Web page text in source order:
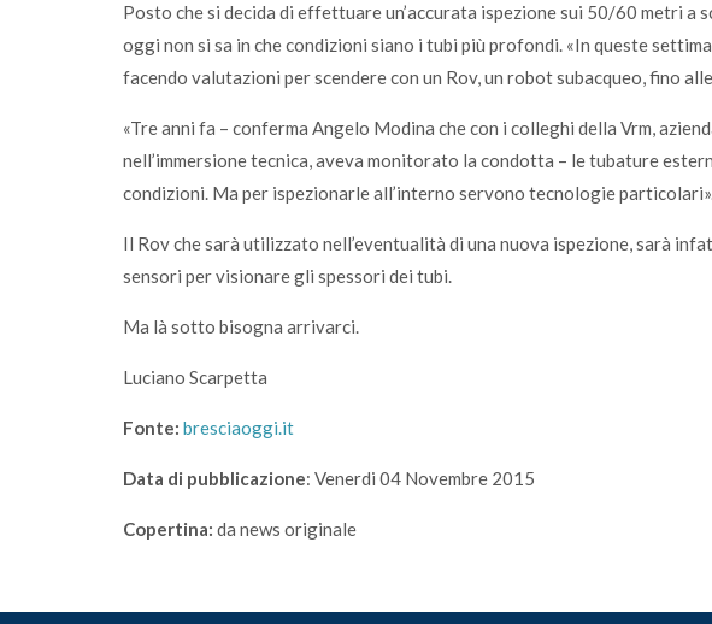
Posto che si decida di effettuare un’accurata ispezione sui 50/60 metri a
oggi non si sa in che condizioni siano i tubi più profondi. «In queste
facendo valutazioni per scendere con un Rov, un robot subacqueo, fino
«Tre anni fa – conferma Angelo Modina che con i colleghi della Vrm,
nell’immersione tecnica, aveva monitorato la condotta – le tubature
condizioni. Ma per ispezionarle all’interno servono tecnologie
Il Rov che sarà utilizzato nell’eventualità di una nuova ispezione, sarà
sensori per visionare gli spessori dei tubi.
Ma là sotto bisogna arrivarci.
Luciano Scarpetta
Fonte: bresciaoggi.it
Data di pubblicazione: Venerdi 04 Novembre 2015
Copertina: da news originale